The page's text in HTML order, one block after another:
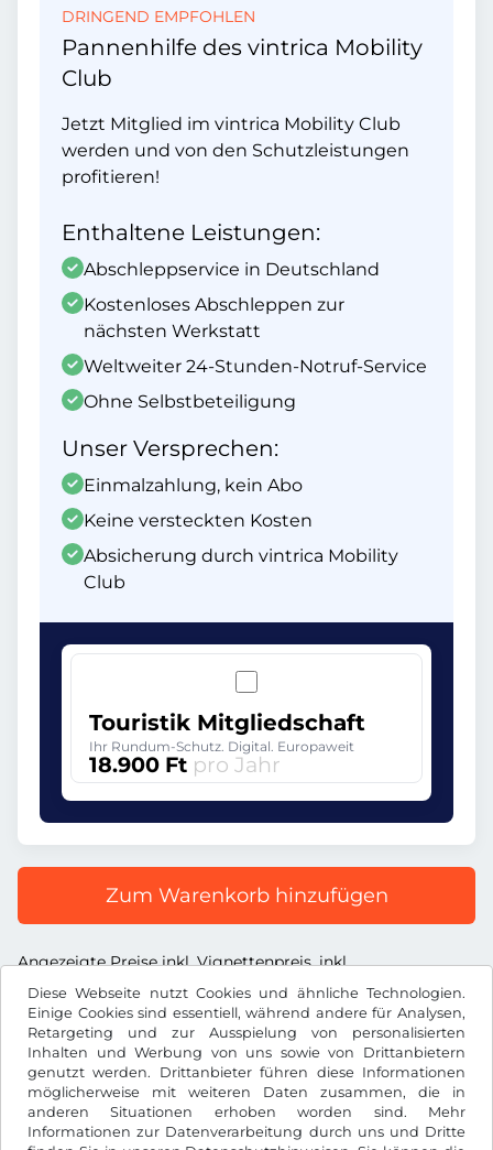
Diese Webseite nutzt Cookies und ähnliche Technologien.
Einige Cookies sind essentiell, während andere für Analysen,
Retargeting und zur Ausspielung von personalisierten
Inhalten und Werbung von uns sowie von Drittanbietern
genutzt werden. Drittanbieter führen diese Informationen
möglicherweise mit weiteren Daten zusammen, die in
anderen Situationen erhoben worden sind. Mehr
Informationen zur Datenverarbeitung durch uns und Dritte
DRINGEND EMPFOHLEN
Pannenhilfe des vintrica Mobility
Club
Jetzt Mitglied im vintrica Mobility Club
werden und von den Schutzleistungen
profitieren!
Enthaltene Leistungen:
Abschleppservice in Deutschland
Kostenloses Abschleppen zur
nächsten Werkstatt
Weltweiter 24-Stunden-Notruf-Service
Ohne Selbstbeteiligung
Unser Versprechen:
Einmalzahlung, kein Abo
Keine versteckten Kosten
Absicherung durch vintrica Mobility
Club
Touristik Mitgliedschaft
Ihr Rundum-Schutz. Digital. Europaweit
18.900 Ft pro Jahr
Zum Warenkorb hinzufügen
Angezeigte Preise inkl. Vignettenpreis, inkl.
Dienstleistungsentgelt und inkl. der gesetzl. MwSt.
FtHUF